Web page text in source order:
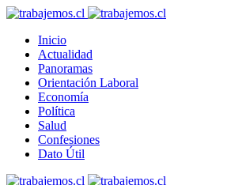
Inicio
Actualidad
Panoramas
Orientación Laboral
Economía
Política
Salud
Confesiones
Dato Útil